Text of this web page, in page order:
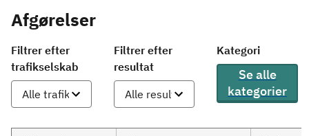
Afgørelser
Filtrer efter
trafikselskab
Filtrer efter
resultat
Kategori
Se alle
kategorier